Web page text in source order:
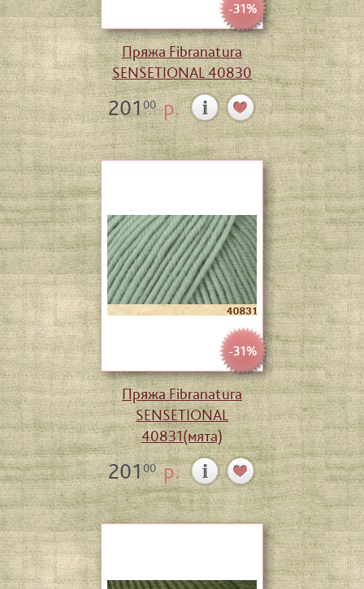
-31%
Пряжа Fibranatura
SENSETIONAL 40830
20100р.
-31%
Пряжа Fibranatura
SENSETIONAL
40831(мята)
20100р.